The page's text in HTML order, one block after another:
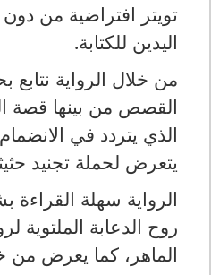
تويتر افتراضية من
اليدين للكتابة.
من خلال الرواية نتابع
القصص من بينها قصة
الذي يتردد في
يتعرض لحملة تجنيد
الرواية سهلة
روح الدعابة الملتوية
الماهر، كما يعرض من